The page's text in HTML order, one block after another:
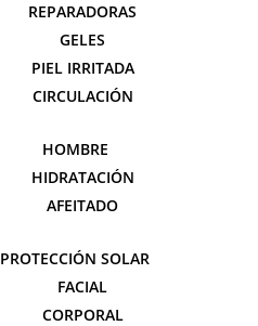
REPARADORAS
GELES
PIEL IRRITADA
CIRCULACIÓN
HOMBRE
HIDRATACIÓN
AFEITADO
PROTECCIÓN SOLAR
FACIAL
CORPORAL